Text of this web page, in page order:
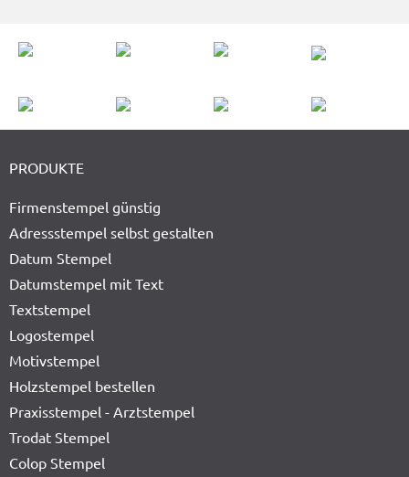
PRODUKTE
Firmenstempel günstig
Adressstempel selbst gestalten
Datum Stempel
Datumstempel mit Text
Textstempel
Logostempel
Motivstempel
Holzstempel bestellen
Praxisstempel - Arztstempel
Trodat Stempel
Colop Stempel